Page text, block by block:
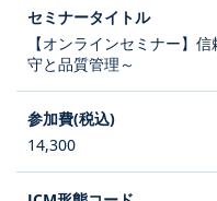
【オンラインセミナー】
守と品質管理～
14,300